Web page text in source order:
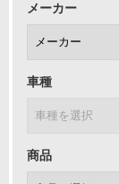
メーカー
車種
商品